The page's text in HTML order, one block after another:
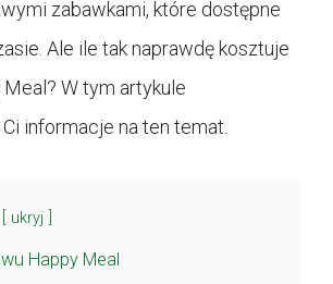
zabawkami, które dostępne
Ale ile tak naprawdę kosztuje
W tym artykule
informacje na ten temat.
ukryj
Happy Meal